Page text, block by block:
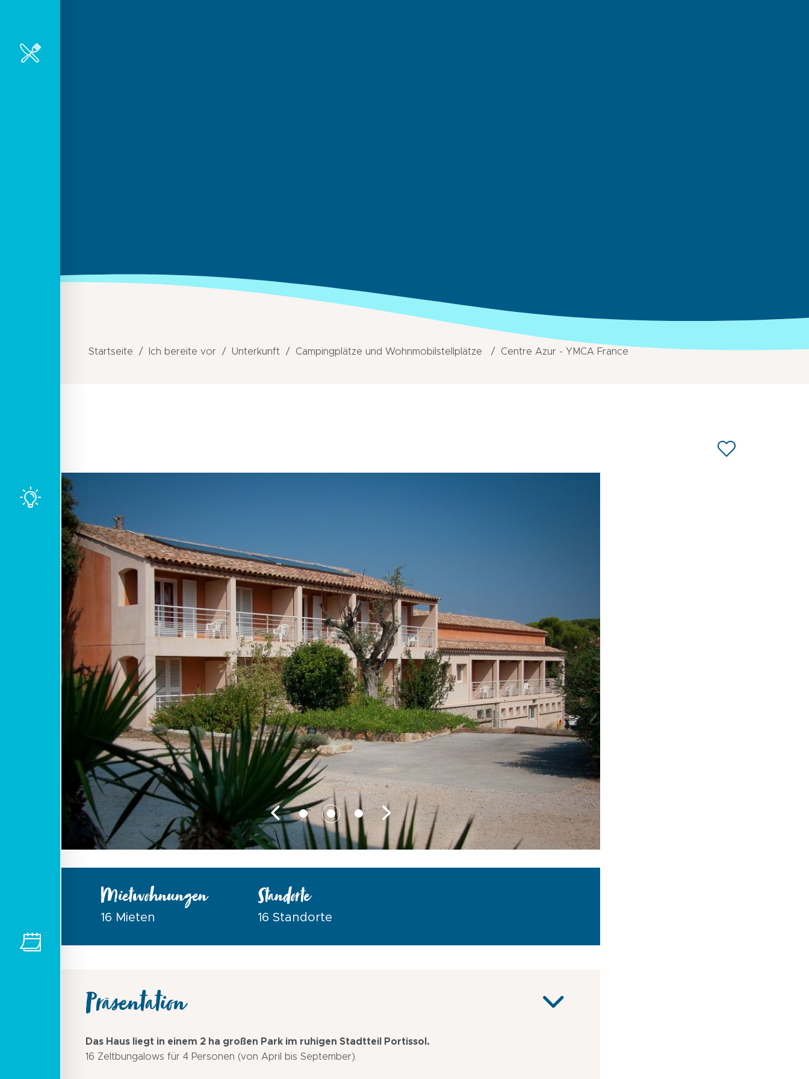
Startseite Ich bereite vor Unterkunft Campingplätze und Wohnmobilstellplätze Centre Azur - YMCA France
Mietwohnungen
16 Mieten
Standorte
16 Standorte
Präsentation
Das Haus liegt in einem 2 ha großen Park im ruhigen Stadtteil Portissol.
16 Zeltbungalows für 4 Personen (von April bis September).